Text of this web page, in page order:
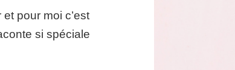
pour moi c’est
si spéciale